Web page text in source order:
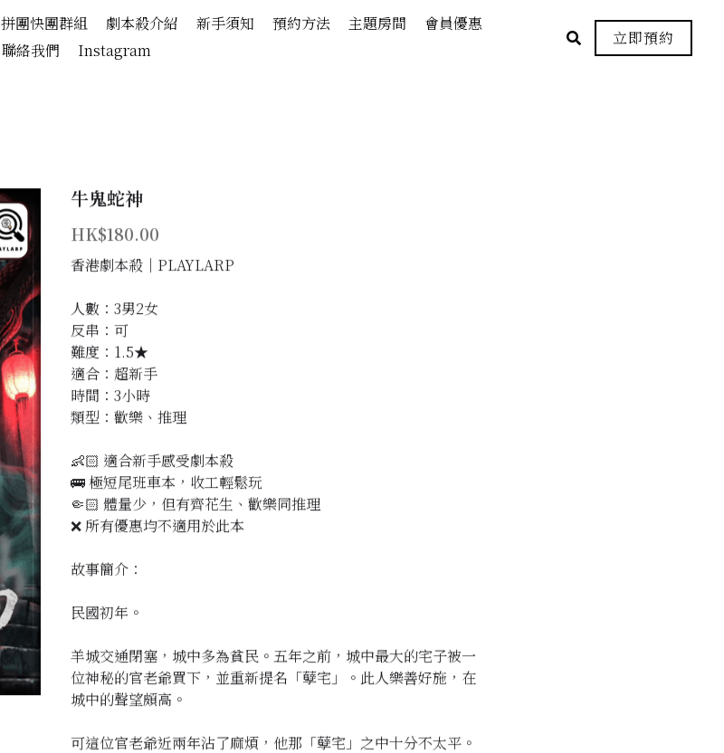
拼團快團群組 劇本殺介紹 新手須知 預約方法 主題房間
會員優惠
聯絡我們 Instagram
立即預約
牛鬼蛇神
HK$180.00
香港劇本殺│PLAYLARP
人數：3男2女
反串：可
難度：1.5★
適合：超新手
時間：3小時
類型：歡樂、推理
👶🏻 適合新手感受劇本殺
🚌 極短尾班車本，收工輕鬆玩
🤏🏻 體量少，但有齊花生、歡樂同推理
❌ 所有優惠均不適用於此本
故事簡介：
民國初年。
羊城交通閉塞，城中多為貧民。五年之前，城中最大的宅子被一
位神秘的官老爺買下，並重新提名「孽宅」。此人樂善好施，在
城中的聲望頗高。
可這位官老爺近兩年沾了麻煩，他那「孽宅」之中十分不太平。